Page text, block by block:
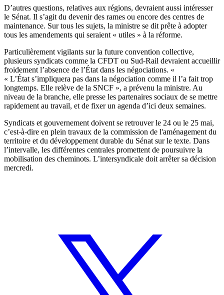
D’autres questions, relatives aux régions, devraient aussi intéresser
le Sénat. Il s’agit du devenir des rames ou encore des centres de
maintenance. Sur tous les sujets, la ministre se dit prête à adopter
tous les amendements qui seraient « utiles » à la réforme.
Particulièrement vigilants sur la future convention collective,
plusieurs syndicats comme la CFDT ou Sud-Rail devraient accueillir
froidement l’absence de l’État dans les négociations. «
« L’État s’impliquera pas dans la négociation comme il l’a fait trop
longtemps. Elle relève de la SNCF », a prévenu la ministre. Au
niveau de la branche, elle presse les partenaires sociaux de se mettre
rapidement au travail, et de fixer un agenda d’ici deux semaines.
Syndicats et gouvernement doivent se retrouver le 24 ou le 25 mai,
c’est-à-dire en plein travaux de la commission de l'aménagement du
territoire et du développement durable du Sénat sur le texte. Dans
l’intervalle, les différentes centrales promettent de poursuivre la
mobilisation des cheminots. L’intersyndicale doit arrêter sa décision
mercredi.